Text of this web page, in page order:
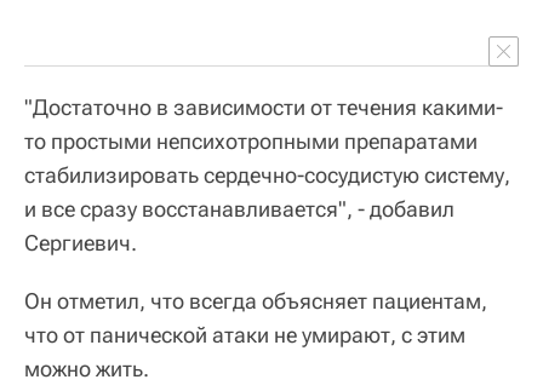
"Достаточно в зависимости от течения какими-
то простыми непсихотропными препаратами
стабилизировать сердечно-сосудистую систему,
и все сразу восстанавливается", - добавил
Сергиевич.
Он отметил, что всегда объясняет пациентам,
что от панической атаки не умирают, с этим
можно жить.